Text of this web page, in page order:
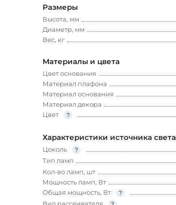
Размеры
Высота, мм
Диаметр, мм
Вес, кг
Материалы и цвета
Цвет основания
Материал плафона
Материал основания
Материал декора
Цвет
Характеристики источника света
Цоколь
Тип ламп
Кол-во ламп, шт
Мощность ламп, Вт
Общая мощность, Вт